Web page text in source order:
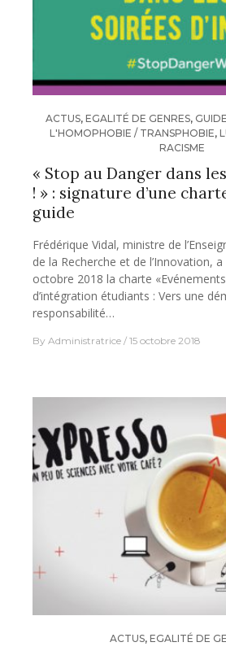
ACTUS, EGALITÉ DE GENRES,
L'HOMOPHOBIE / TRANSPHOBIE,
RACISME
« Stop au Danger dans
! » : signature d’une
guide
Frédérique Vidal, ministre de
de la Recherche et de l’Innovation,
octobre 2018 la charte
d’intégration étudiants : Vers une
responsabilité…
By Administratrice 15 octobre 2018
ACTUS, EGALITÉ DE